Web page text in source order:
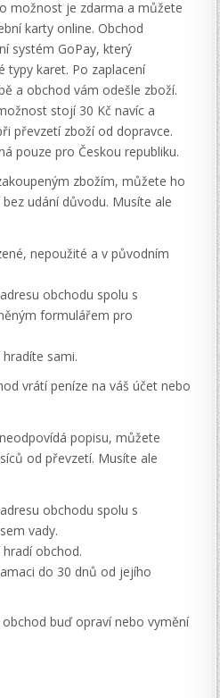
možnost je zdarma a můžete
karty online. Obchod
systém GoPay, který
typy karet. Po zaplacení
a obchod vám odešle zboží.
stojí 30 Kč navíc a
převzetí zboží od dopravce.
pouze pro Českou republiku.
zbožím, můžete ho
udání důvodu. Musíte ale
nepoužité a v původním
obchodu spolu s
formulářem pro
sami.
vrátí peníze na váš účet nebo
popisu, můžete
od převzetí. Musíte ale
obchodu spolu s
vady.
obchod.
do 30 dnů od jejího
buď opraví nebo vymění